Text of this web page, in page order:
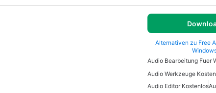
Alternativen zu Free
Audio Bearbeitung Fuer
Audio Editor Kostenlos